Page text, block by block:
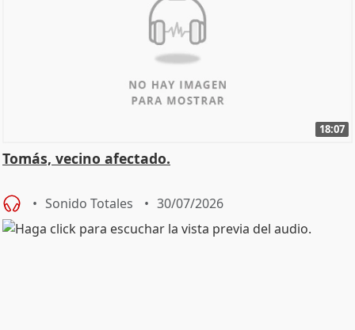
18:07
Tomás, vecino afectado.
Sonido Totales 30/07/2026